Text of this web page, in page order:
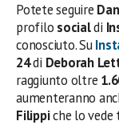
Potete seguire
profilo socialdi
conosciuto. Su
24di Deborah
raggiunto oltre
aumenteranno
Filippiche lo vede